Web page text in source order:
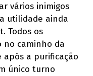
vários inimigos
utilidade ainda
Todos os
no caminho da
a purificação
único turno